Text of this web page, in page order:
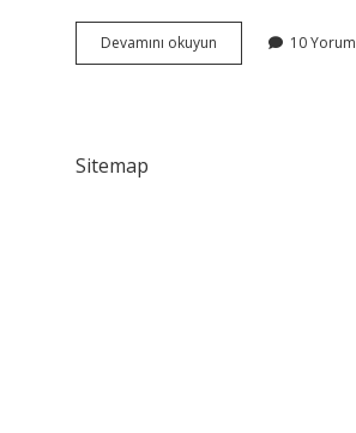
Devamını okuyun Zemzem
Suyu
10 Yorum
Sitemap